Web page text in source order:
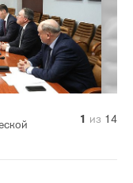
1 из 14
2 из 14
3 из 14
4 из 14
5 из 14
6 из 14
7 из 14
8 из 14
9 из 14
10 из 14
11 из 14
12 из 14
13 из 14
14 из 14